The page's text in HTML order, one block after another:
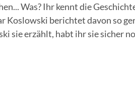
Was? Ihr kennt die
Koslowski berichtet davon so
sie erzählt, habt ihr sie sicher